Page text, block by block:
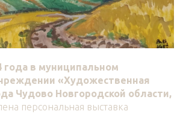
года в муниципальном
«Художественная
Чудово Новгородской области,
персональная выставка